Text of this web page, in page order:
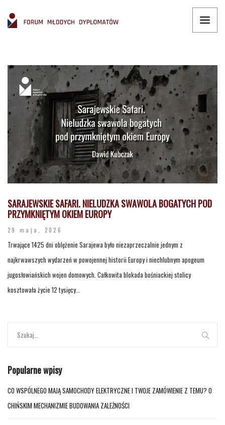
SARAJEWSKIE SAFARI. NIELUDZKA SWAWOLA BOGATYCH POD
PRZYMKNIĘTYM OKIEM EUROPY
29 maja, 2026
Trwające 1425 dni oblężenie Sarajewa było niezaprzeczalnie jednym z
najkrwawszych wydarzeń w powojennej historii Europy i niechlubnym apogeum
jugosłowiańskich wojen domowych. Całkowita blokada bośniackiej stolicy
kosztowała życie 12 tysięcy...
Popularne wpisy
CO WSPÓLNEGO MAJĄ SAMOCHODY ELEKTRYCZNE I TWOJE ZAMÓWIENIE Z TEMU? O
CHIŃSKIM MECHANIZMIE BUDOWANIA ZALEŻNOŚCI